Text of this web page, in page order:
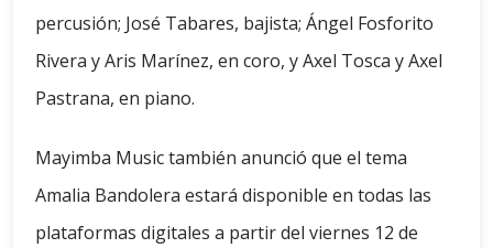
percusión; José Tabares, bajista; Ángel Fosforito
Rivera y Aris Marínez, en coro, y Axel Tosca y Axel
Pastrana, en piano.
Mayimba Music también anunció que el tema
Amalia Bandolera estará disponible en todas las
plataformas digitales a partir del viernes 12 de